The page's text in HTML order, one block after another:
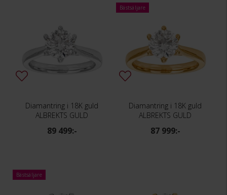
Diamantring i 18K guld
ALBREKTS GULD
89 499:-
Bästsäljare
Diamantring i 18K guld
ALBREKTS GULD
87 999:-
Bästsäljare